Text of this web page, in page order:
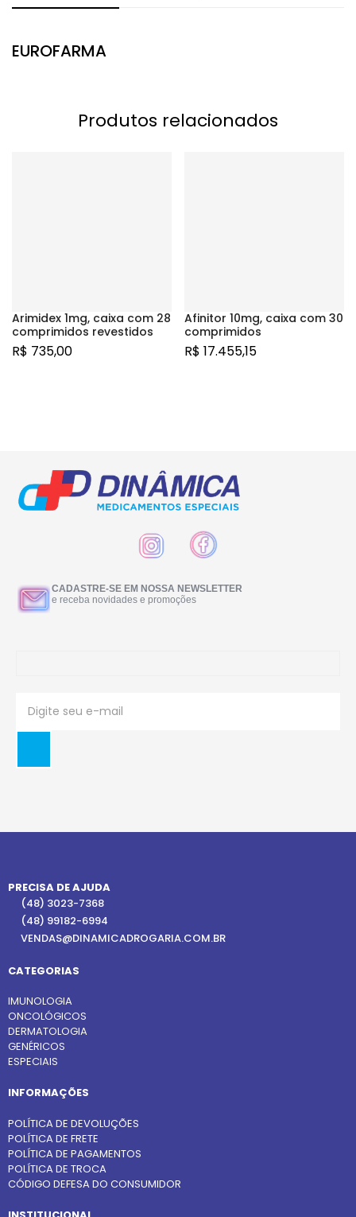
EUROFARMA
Produtos relacionados
Arimidex 1mg, caixa com 28
comprimidos revestidos
R$ 735,00
Afinitor 10mg, caixa com 30
comprimidos
R$ 17.455,15
CADASTRE-SE EM NOSSA NEWSLETTER
e receba novidades e promoções
PRECISA DE AJUDA
(48) 3023-7368
(48) 99182-6994
VENDAS@DINAMICADROGARIA.COM.BR
CATEGORIAS
IMUNOLOGIA
ONCOLÓGICOS
DERMATOLOGIA
GENÉRICOS
ESPECIAIS
INFORMAÇÕES
POLÍTICA DE DEVOLUÇÕES
POLÍTICA DE FRETE
POLÍTICA DE PAGAMENTOS
POLÍTICA DE TROCA
CÓDIGO DEFESA DO CONSUMIDOR